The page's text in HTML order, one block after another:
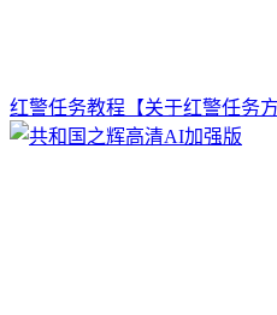
红警任务教程【关于红警任务